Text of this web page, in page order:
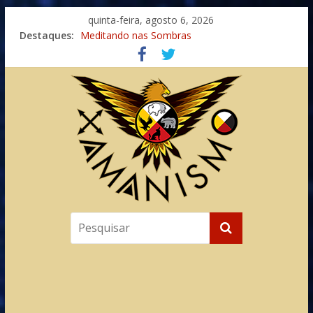
quinta-feira, agosto 6, 2026
Destaques: Meditando nas Sombras
Autosuficiência: A Jornada do Espírito Ancestral
Xamanismo Universal
Totens – Caminho Espiritual – Crescimento
Imaginação na Cura